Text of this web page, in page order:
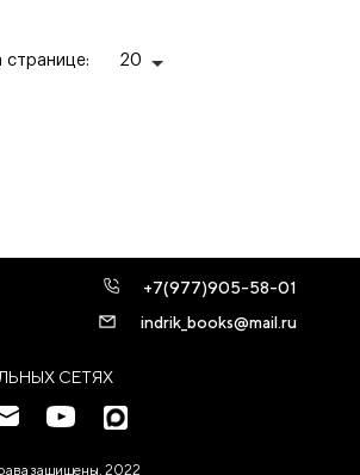
странице: 20
СЕТЯХ
+7(977)905-58-01
indrik_books@mail.ru
защищены, 2022